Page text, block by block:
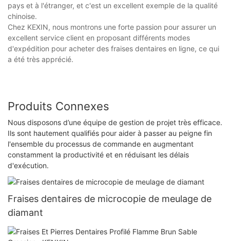
pays et à l'étranger, et c'est un excellent exemple de la qualité
chinoise.
Chez KEXIN, nous montrons une forte passion pour assurer un
excellent service client en proposant différents modes
d'expédition pour acheter des fraises dentaires en ligne, ce qui
a été très apprécié.
Produits Connexes
Nous disposons d’une équipe de gestion de projet très efficace.
Ils sont hautement qualifiés pour aider à passer au peigne fin
l'ensemble du processus de commande en augmentant
constamment la productivité et en réduisant les délais
d'exécution.
Fraises dentaires de microcopie de meulage de
diamant